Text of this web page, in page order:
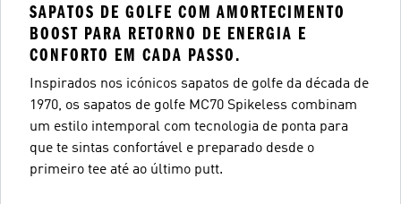
SAPATOS DE GOLFE COM AMORTECIMENTO
BOOST PARA RETORNO DE ENERGIA E
CONFORTO EM CADA PASSO.
Inspirados nos icónicos sapatos de golfe da década de
1970, os sapatos de golfe MC70 Spikeless combinam
um estilo intemporal com tecnologia de ponta para
que te sintas confortável e preparado desde o
primeiro tee até ao último putt.